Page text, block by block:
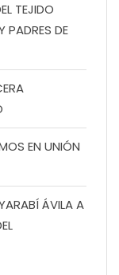
TEJIDO
PADRES DE
EN UNIÓN
ÁVILA A